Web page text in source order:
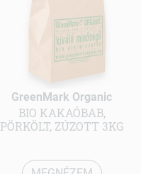
GreenMark Organic
BIO KAKAÓBAB,
PÖRKÖLT, ZÚZOTT 3KG